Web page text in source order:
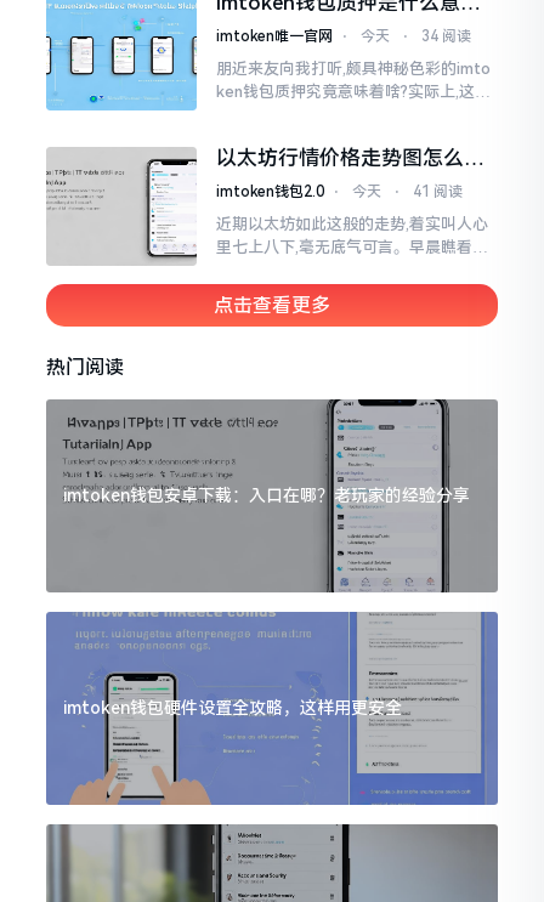
思？一文讲透
imtoken唯一官网 ⋅ 今天 ⋅ 34 阅读
朋近来友向我打听,颇具神秘色彩的imto
ken钱包质押究竟意味着啥?实际上,这一
以太坊行情价格走势图怎么看
才不亏钱
imtoken钱包2.0 ⋅ 今天 ⋅ 41 阅读
近期以太坊如此这般的走势,着实叫人心
里七上八下,毫无底气可言。早晨瞧看之
然而到了下午,那颜色刹那间就改变了,绿
得让人心里直冒慌意。
点击查看更多
热门阅读
imtoken钱包安卓下载：入口在哪？老玩家的经验分享
imtoken钱包硬件设置全攻略，这样用更安全